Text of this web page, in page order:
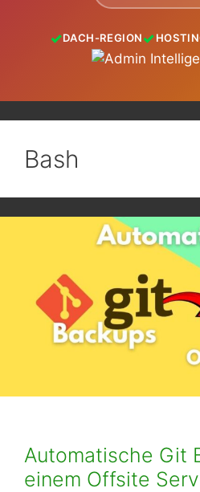
DACH-REGION
Bash
Automatische Git
einem Offsite